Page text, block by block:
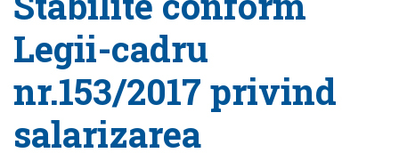
Legii-cadru
nr.153/2017 privind
salarizarea